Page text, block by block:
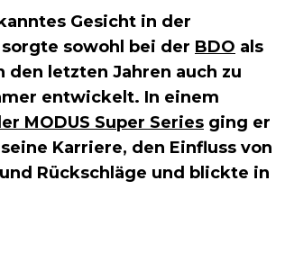
Gesicht in der
sowohl bei der BDO als
den letzten Jahren auch zu
entwickelt. In einem
MODUS Super Series ging er
Karriere, den Einfluss von
Rückschläge und blickte in